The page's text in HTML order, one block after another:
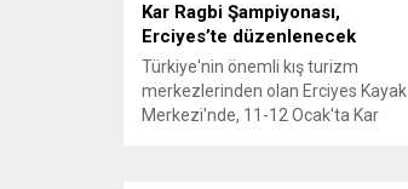
Kar Ragbi Şampiyonası,
Erciyes’te düzenlenecek
Türkiye'nin önemli kış turizm
merkezlerinden olan Erciyes Kayak
Merkezi'nde, 11-12 Ocak'ta Kar